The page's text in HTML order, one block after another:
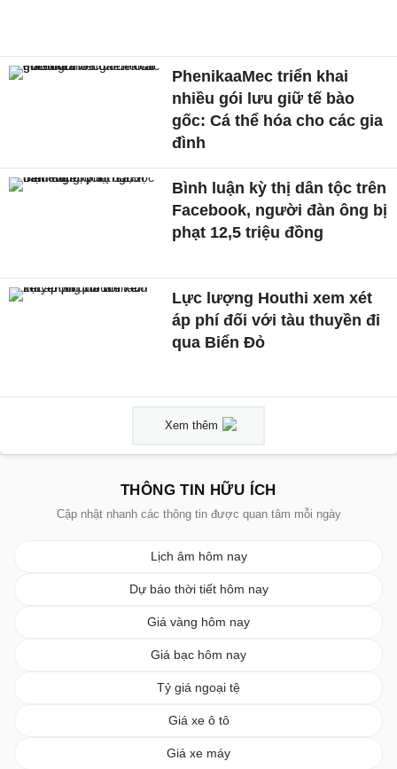
PhenikaaMec triển khai
nhiều gói lưu giữ tế bào
gốc: Cá thể hóa cho các gia
đình
Bình luận kỳ thị dân tộc trên
Facebook, người đàn ông bị
phạt 12,5 triệu đồng
Lực lượng Houthi xem xét
áp phí đối với tàu thuyền đi
qua Biển Đỏ
Xem thêm
THÔNG TIN HỮU ÍCH
Cập nhật nhanh các thông tin được quan tâm mỗi ngày
Lịch âm hôm nay
Dự báo thời tiết hôm nay
Giá vàng hôm nay
Giá bạc hôm nay
Tỷ giá ngoại tệ
Giá xe ô tô
Giá xe máy